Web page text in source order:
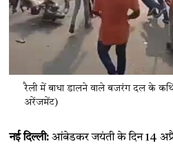
रैली में बाधा डालने वाले बजरंग दल के
अरेंजमेंट)
नई दिल्ली: आंबेडकर जयंती के दिन 14